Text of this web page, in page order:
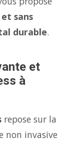
sans
durable.
et
à
repose sur la
non invasive